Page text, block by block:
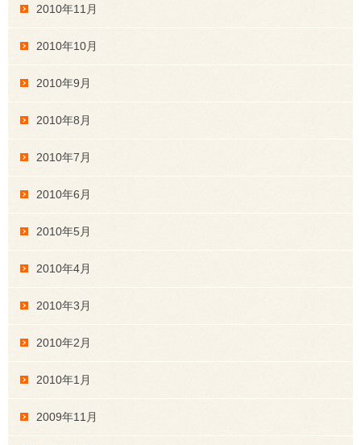
2010年11月
2010年10月
2010年9月
2010年8月
2010年7月
2010年6月
2010年5月
2010年4月
2010年3月
2010年2月
2010年1月
2009年11月